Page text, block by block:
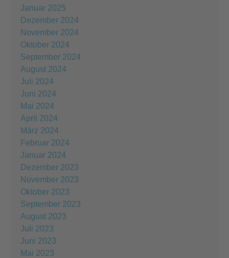
Januar 2025
Dezember 2024
November 2024
Oktober 2024
September 2024
August 2024
Juli 2024
Juni 2024
Mai 2024
April 2024
März 2024
Februar 2024
Januar 2024
Dezember 2023
November 2023
Oktober 2023
September 2023
August 2023
Juli 2023
Juni 2023
Mai 2023